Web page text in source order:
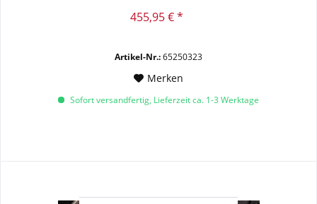
455,95 € *
Artikel-Nr.:65250323
Merken
Sofort versandfertig, Lieferzeit ca. 1-3 Werktage